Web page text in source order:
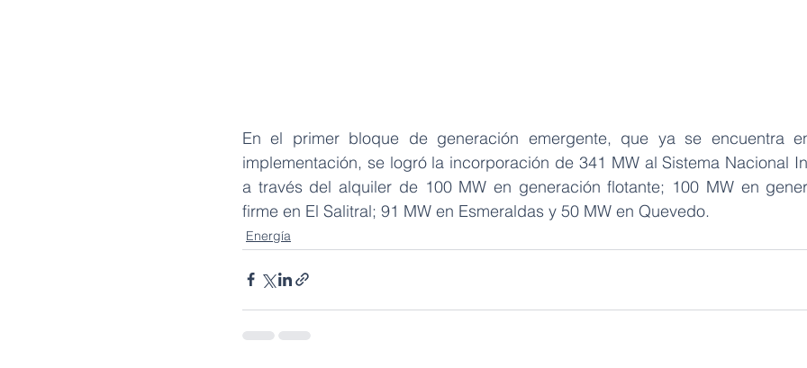
En el primer bloque de generación emergente, que ya se encuentra
implementación, se logró la incorporación de 341 MW al Sistema Nacional
a través del alquiler de 100 MW en generación flotante; 100 MW en
firme en El Salitral; 91 MW en Esmeraldas y 50 MW en Quevedo.
Energía